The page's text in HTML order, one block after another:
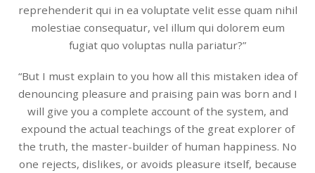
reprehenderit qui in ea voluptate velit esse quam nihil
molestiae consequatur, vel illum qui dolorem eum
fugiat quo voluptas nulla pariatur?”
“But I must explain to you how all this mistaken idea of
denouncing pleasure and praising pain was born and I
will give you a complete account of the system, and
expound the actual teachings of the great explorer of
the truth, the master-builder of human happiness. No
one rejects, dislikes, or avoids pleasure itself, because